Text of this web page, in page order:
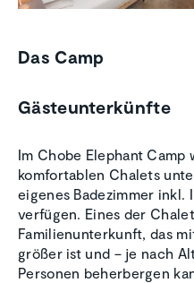
Das Camp
Gästeunterkünfte
Im Chobe Elephant Camp
komfortablen Chalets
eigenes Badezimmer inkl.
verfügen. Eines der
Familienunterkunft, das
größer ist und – je nach
Personen beherbergen